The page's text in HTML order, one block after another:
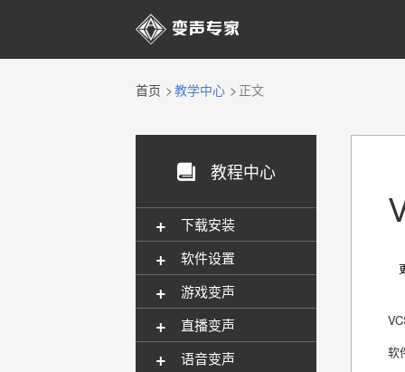

首页 教学中心 正文
 教程中心
下载安装
+
软件设置
+
游戏变声
+
直播变声
+
语音变声
+
软